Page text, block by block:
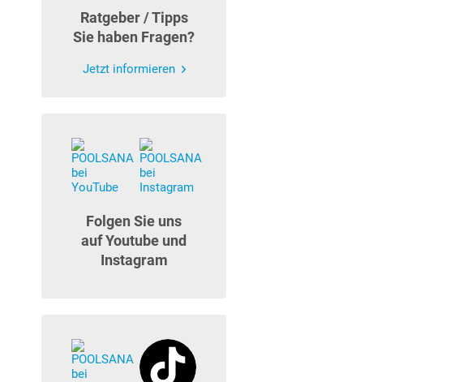
Ratgeber / Tipps
Sie haben Fragen?
Jetzt informieren
Folgen Sie uns
auf Youtube und
Instagram